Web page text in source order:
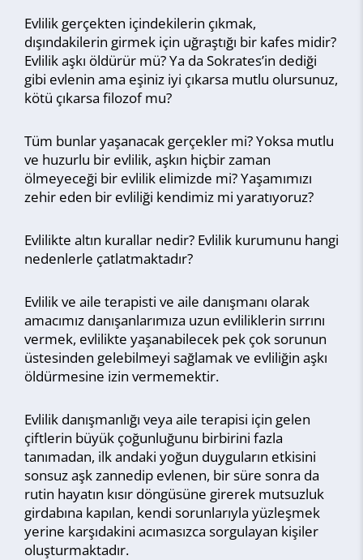
Evlilik gerçekten içindekilerin çıkmak,
dışındakilerin girmek için uğraştığı bir kafes midir?
Evlilik aşkı öldürür mü? Ya da Sokrates’in dediği
gibi evlenin ama eşiniz iyi çıkarsa mutlu olursunuz,
kötü çıkarsa filozof mu?
Tüm bunlar yaşanacak gerçekler mi? Yoksa mutlu
ve huzurlu bir evlilik, aşkın hiçbir zaman
ölmeyeceği bir evlilik elimizde mi? Yaşamımızı
zehir eden bir evliliği kendimiz mi yaratıyoruz?
Evlilikte altın kurallar nedir? Evlilik kurumunu hangi
nedenlerle çatlatmaktadır?
Evlilik ve aile terapisti ve aile danışmanı olarak
amacımız danışanlarımıza uzun evliliklerin sırrını
vermek, evlilikte yaşanabilecek pek çok sorunun
üstesinden gelebilmeyi sağlamak ve evliliğin aşkı
öldürmesine izin vermemektir.
Evlilik danışmanlığı veya aile terapisi için gelen
çiftlerin büyük çoğunluğunu birbirini fazla
tanımadan, ilk andaki yoğun duyguların etkisini
sonsuz aşk zannedip evlenen, bir süre sonra da
rutin hayatın kısır döngüsüne girerek mutsuzluk
girdabına kapılan, kendi sorunlarıyla yüzleşmek
yerine karşıdakini acımasızca sorgulayan kişiler
oluşturmaktadır.